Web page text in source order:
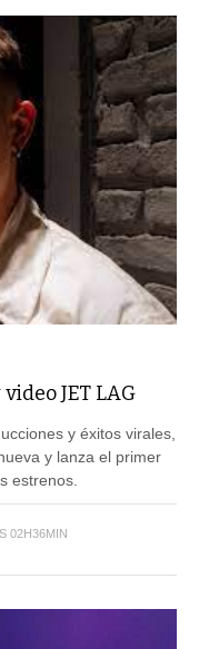
JET LAG
y éxitos virales,
y lanza el primer
estrenos.
02H36MIN